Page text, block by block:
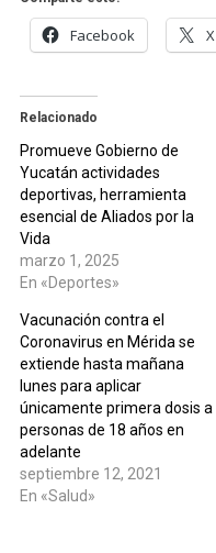
Facebook X
Relacionado
Promueve Gobierno de
Yucatán actividades
deportivas, herramienta
esencial de Aliados por la
Vida
marzo 1, 2025
En «Deportes»
Vacunación contra el
Coronavirus en Mérida se
extiende hasta mañana
lunes para aplicar
únicamente primera dosis a
personas de 18 años en
adelante
septiembre 12, 2021
En «Salud»